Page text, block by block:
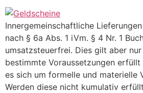
Innergemeinschaftliche
nach § 6a Abs. 1 iVm. § 4 Nr. 1
umsatzsteuerfrei. Dies gilt aber
bestimmte Voraussetzungen
es sich um formelle und materielle
Werden diese nicht kumulativ